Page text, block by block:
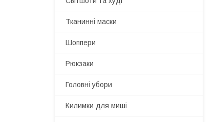
Тканинні маски
Шоппери
Рюкзаки
Головні убори
Килимки для миші